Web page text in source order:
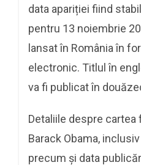
data apariției fiind
pentru 13 noiembrie
lansat în România în
electronic. Titlul în
va fi publicat în
Detaliile despre
Barack Obama,
precum și data